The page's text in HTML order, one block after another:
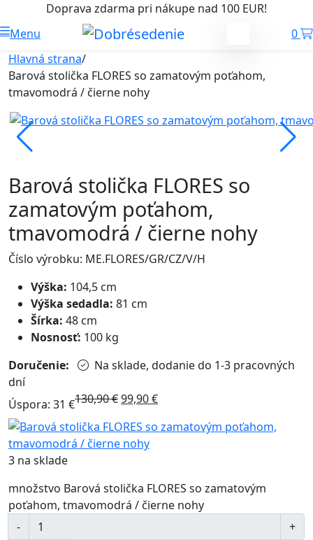
Doprava zdarma pri nákupe nad 100 EUR!
Menu
0
Hlavná strana/
Barová stolička FLORES so zamatovým poťahom,
tmavomodrá / čierne nohy
Barová stolička FLORES so
zamatovým poťahom,
tmavomodrá / čierne nohy
Číslo výrobku: ME.FLORES/GR/CZ/V/H
Výška: 104,5 cm
Výška sedadla: 81 cm
Šírka: 48 cm
Nosnosť: 100 kg
Doručenie:
Na sklade, dodanie do 1-3 pracovných
dní
Úspora: 31 €130,90€99,90€
3 na sklade
množstvo Barová stolička FLORES so zamatovým
poťahom, tmavomodrá / čierne nohy